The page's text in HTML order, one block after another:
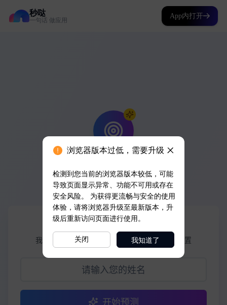
秒哒
一句话 做应用
App内打开
浏览器版本过低，需要升级
检测到您当前的浏览器版本较低，可能
导致页面显示异常、功能不可用或存在
安全风险。 为获得更流畅与安全的使用
体验，请将浏览器升级至最新版本，升
级后重新访问页面进行使用。
关闭 我知道了